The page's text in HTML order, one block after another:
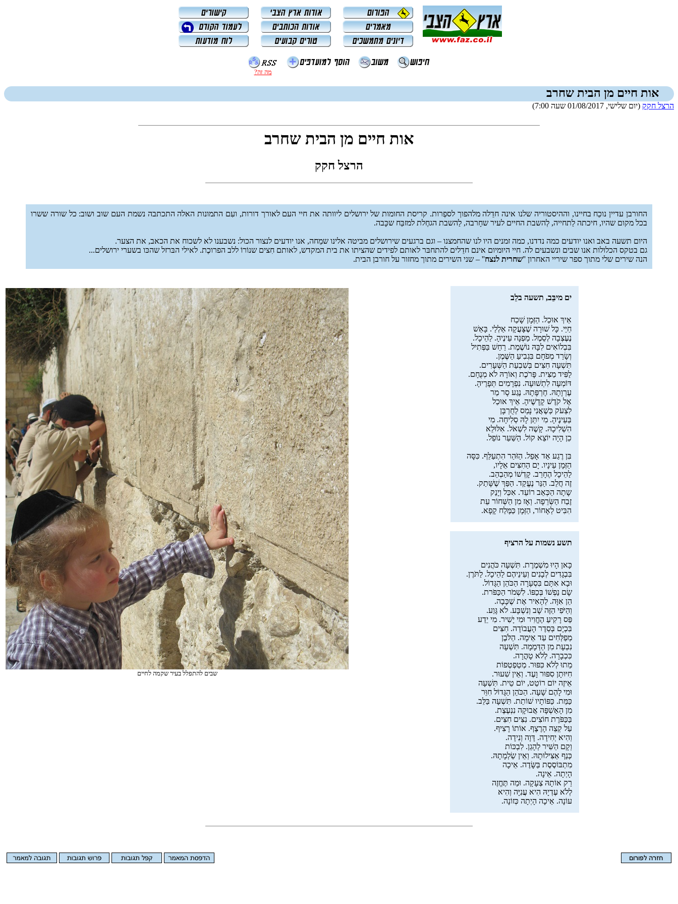
מה זה?
אות חיים מן הבית שחרב
הרצל חקק (יום שלישי, 01/08/2017 שעה 7:00)
אות חיים מן הבית שחרב
הרצל חקק
החורבן עדיין נוכֵח בחיינו, וההיסטוריה שלנו אינה חדֵלה מלהפוך לספְרות. קריסת החומות של ירושלים ליוותה את חיי העם לאורך דורות, ועִם התמונות האלה התכתבה נשמת העם שוב ושוב: כל שורה ששרו
בכל מקום שהיו, חיכתה לַתחייה, לְהשבת החיים לעיר שחָרבה, לַהשבת הגחֶלת למזבֵּח שכָּבה.
היום תשעה באב ואנו יודעים כמה נדדנו, כמה זמנים היו לנו שהחמצנו – וגם ברגעים שירושלים מביטה אלינו שמֵחה, אנו יודעים לנצור הכול: נשבענו לא לשכוח את הכאב, את הצער.
גם בטקס הכלולות אנו שבים ונשבעים לה. חיי היומיום אינם חדֵלים להתחבּר לאותם לפידים שהציתו את בית המקדש, לאותם חִצים שנוֹרוֹ ללב הפרוכֶת. לאילי הבּרזל שהכּו בשערי ירושלים...
הנה שירים שלי מתוך ספר שיריי האחרון ''שחרית לנצח'' – שני השירים מתוך מחזור על חורבן הבית.
שבים להתפלל בעיר שקמה לחיים
ים מיבֵּב, תשעה בלֵב
אֵיךְ אוּכַל. הַזְּמָן שָׁכַח
חַיַּי. כָּל שׁוּרָה שֶׁצָּעֲקָה אַלְלַי. בָּאֵשׁ
נֶעֶצְבָה לְסֵמֶל. מַפְנָה עֵינֶיהָ. לַהֵיכָל.
בִּבְלוֹאִים לִבָּהּ נוֹשֶׁמֶת. רַחַשׁ בַּפְּתִיל
וְשָׂרַד מְפֹחָם בִּגְבִיעַ הַשֶּׁמֶן.
תִּשְׁעָה חִצִּים בְּשִׁבְעַת הַשְּׁעָרִים.
לַפִּיד מַצִּית. פָּרֹכֶת וְאוֹרָהּ לֹא מְנֻחָם.
דּוֹמְעָה לִתְשׁוּעָה. נִפְרָמִים תְּפָרֶיהָ.
עֶרְוָתָהּ. חֶרְפָּתָהּ. נֶגַע סָר מַר
אֶל קֹדֶשׁ קָדָשֶׁיהָ. אֵיךְ אוּכַל
לִצְעֹק כְּשֶׁאֲנִי נָמֵס לַחֻרְבָּן
בְּעֵינֶיהָ. מִי יִתֵּן לָהּ סְלִיחָה. מִי
הִשְׁלִיכָהּ. קָשֶׁה לִשְׁאֹל. אִלּוּלֵא
כֵן הָיָה יוֹצֵא קוֹל. הַשַּׁעַר נוֹפֵל.
בִּן רֶגַע אֵד אָפֵל. הַזֹּהַר הִתְעַלֵּף. כִּסָּה
הַזְּמָן עֵינָיו. יָם הַחִצִּים אֵלָיו,
לַהֵיכָל הֶחָרֵב. קָדְשׁוֹ מְהַבְהֵב.
זֶה חֲלֵב. הַנֵּר נֶעֱקַד. הַפַּךְ שֶׁשָּׁתַק.
שָתָה הַכְּאֵב רוֹעֵד. אִכֵּל וְיָנַק
זֶבַח הַשְּׂרֵפָה. וְאָז מִן הַשְּׁחוֹר עֵת
הִבִּיט לְאָחוֹר, הַזְּמָן כַּמֶּלַח קָפָא.
תשע נשמות על הרציף
כָּאן הָיוּ מִשְׁמֶרֶת. תִּשְׁעָה כֹּהֲנִים
בִּבְגָדִים לְבָנִים וְעֵינֵיהֶם לַהֵיכָל. לַתֹּרֶן.
וּבָא אִתָּם בִּסְעָרָה הַכֹּהֵן הַגָּדוֹל.
שָׂם נַפְשׁוֹ בְּכַפּוֹ. לִשְׁמֹר הַכַּפֹּרת.
הֵן אִוָּה. לְהָאִיר אֶת שֶׁכָּבָה.
וְהַיֹּפִי הַזֶּה שָׁב וְנִשְׁבָּע. לֹא גָּוַע.
פַּס רָקִיעַ הֶחֱוִיר וּמִי יָשִׁיר. מִי יֵדַע
בִּכְיָם בְּסֵדֶר הָעֲבוֹדָה. חִצִּים
מְפַלְּחִים עַד אֵימָה. הַלֹּבֶן
נִבְעָת מִן הַדְּמָמָה. תִּשְׁעָה
כִּכְבָרָה. לְלֹא טָהֳרָה.
מֵתוּ לְלֹא כִּפּוּר. מְטַפְטְפוֹת
חִיּוּתָן סִפּוּר וָעֶד. וְאֵין שִׁעוּר.
אֵיזֶה יוֹם רוֹטֵט, יוֹם טֵית. תִּשְׁעָה
וּמִי לָהֶם שָׁעָה. הַכֹּהֵן הַגָּדוֹל חִוֵּר
כַּמֵּת. כַּפּוֹתָיו שׁוֹתֵת. תִּשְׁעָה בַּלֵּב.
מִן הָאַשְׁפָּה אֲבוּקָה נִנְעֶצֶת.
בַּכַּפֹּרֶת חוֹצִים. נִצִּים חִצִּים.
עַל קְצֵה הָרֶצֶף. אוֹתוֹ רָצִיף.
וְהִיא יְחִידָה. דָּוָה וְנִידָה.
וְקָם הַשִּׁיר לְהָגֵן. לִבְכּוֹת
כְּנַף אַצִּילוּתָהּ. וְאֵין שַׂלְמָתָהּ.
מִתְבּוֹסֶסֶת בַּשָּׂדֶה. אֵיכָה
הָיְתָה. אֵינָה.
רַק אוֹתָהּ צְעָקָה. וּמַה תֶּחֱזֶה
לְלֹא עֶדְיָהּ הִיא עֲנִיָּה וְהִיא
עוֹנָה. אֵיכָה הָיְתָה כְּזוֹנָה.